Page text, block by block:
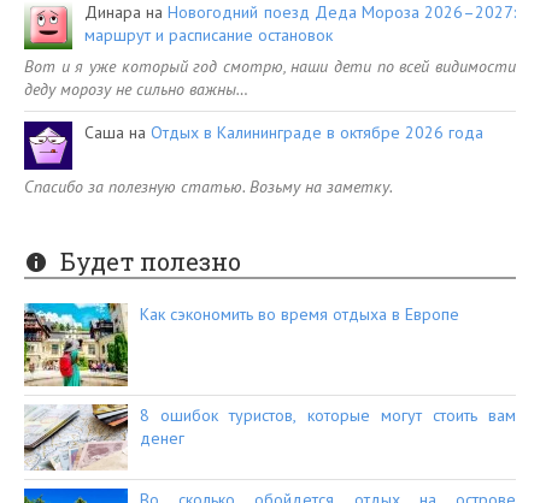
Динара наНовогодний поезд Деда Мороза 2026–2027:
маршрут и расписание остановок
Вот и я уже который год смотрю, наши дети по всей видимости
деду морозу не сильно важны…
Саша на Отдых в Калининграде в октябре 2026 года
Спасибо за полезную статью. Возьму на заметку.
Будет полезно
Как сэкономить во время отдыха в Европе
8 ошибок туристов, которые могут стоить вам
денег